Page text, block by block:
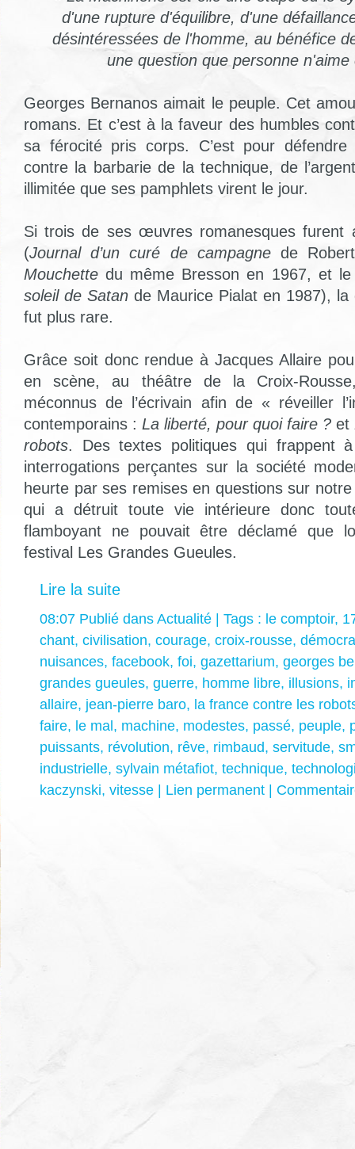
d'une rupture d'équilibre, d'une
désintéressées de l'homme, au bénéfice
une question que personne
Georges Bernanos aimait le peuple. Cet
romans. Et c’est à la faveur des humbles
sa férocité pris corps. C’est pour
contre la barbarie de la technique, de
illimitée que ses pamphlets virent le jour.
Si trois de ses œuvres romanesques furent
(Journal d’un curé de campagnede
Mouchette du même Bresson en 1967, et
soleil de Satan de Maurice Pialat en 1987), la
fut plus rare.
Grâce soit donc rendue à Jacques Allaire
en scène, au théâtre de la Croix-
méconnus de l’écrivain afin de « réveiller
contemporains : La liberté, pour quoi faire ? et
robots. Des textes politiques qui frappent
interrogations perçantes sur la société
heurte par ses remises en questions sur
qui a détruit toute vie intérieure donc
flamboyant ne pouvait être déclamé que
festival Les Grandes Gueules.
Lire la suite
08:07 Publié dans Actualité | Tags : le comptoir,
chant, civilisation, courage, croix-rousse,
nuisances, facebook, foi, gazettarium, georges
grandes gueules, guerre, homme libre, illusions,
allaire, jean-pierre baro, la france contre les
faire, le mal , machine, modestes, passé, peuple,
puissants, révolution, rêve, rimbaud, servitude,
industrielle, sylvain métafiot, technique,
kaczynski, vitesse Lien permanent